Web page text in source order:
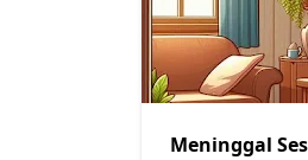
Meninggal